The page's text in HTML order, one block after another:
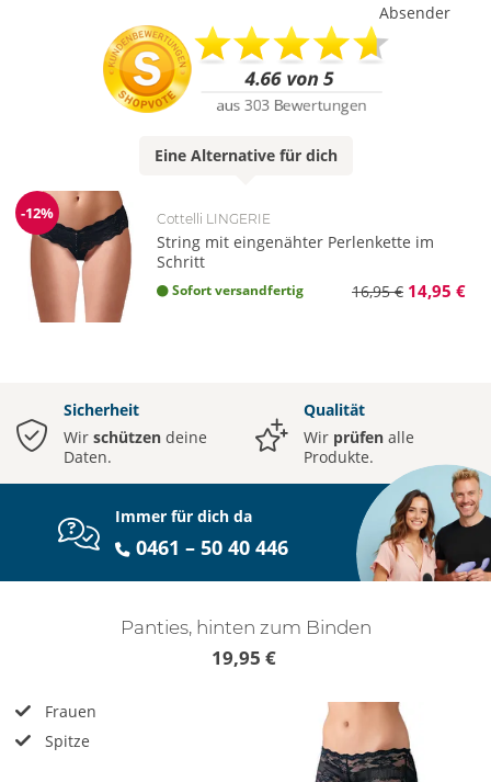
Absender
Eine Alternativefür dich
Reduzierung
-12% Cottelli LINGERIE
String mit eingenähter Perlenkette im
Schritt
Sofort versandfertig 16,95 € 14,95 €
Sicherheit
Wir schützen deine
Daten.
Qualität
Wir prüfen alle
Produkte.
Immer für dich da
0461 – 50 40 446
Panties, hinten zum Binden
19,95 €
Frauen
Spitze